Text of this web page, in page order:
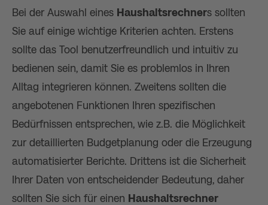
Bei der Auswahl eines Haushaltsrechners sollten
Sie auf einige wichtige Kriterien achten. Erstens
sollte das Tool benutzerfreundlich und intuitiv zu
bedienen sein, damit Sie es problemlos in Ihren
Alltag integrieren können. Zweitens sollten die
angebotenen Funktionen Ihren spezifischen
Bedürfnissen entsprechen, wie z.B. die Möglichkeit
zur detaillierten Budgetplanung oder die Erzeugung
automatisierter Berichte. Drittens ist die Sicherheit
Ihrer Daten von entscheidender Bedeutung, daher
sollten Sie sich für einen Haushaltsrechner